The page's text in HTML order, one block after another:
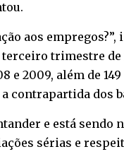
aos
trimestre
2009, além de
contrapartida dos
e está sendo
sérias e